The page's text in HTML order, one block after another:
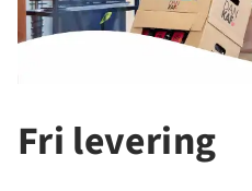
Fri levering